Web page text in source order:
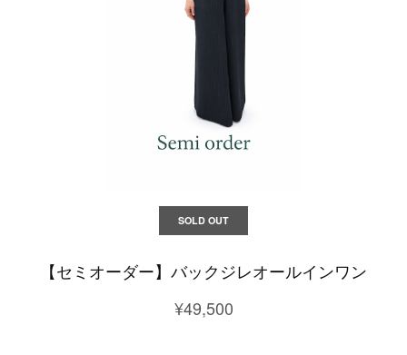
SOLD OUT
【セミオーダー】バックジレオールインワン
¥49,500